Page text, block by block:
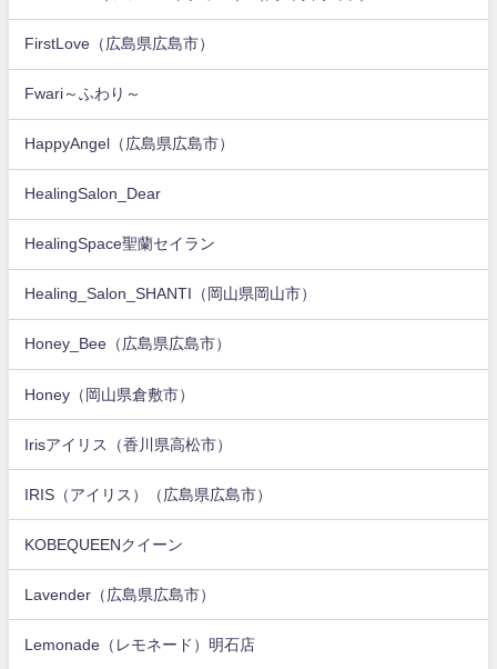
FirstLove（広島県広島市）
Fwari～ふわり～
HappyAngel（広島県広島市）
HealingSalon_Dear
HealingSpace聖蘭セイラン
Healing_Salon_SHANTI（岡山県岡山市）
Honey_Bee（広島県広島市）
Honey（岡山県倉敷市）
Irisアイリス（香川県高松市）
IRIS（アイリス）（広島県広島市）
KOBEQUEENクイーン
Lavender（広島県広島市）
Lemonade（レモネード）明石店